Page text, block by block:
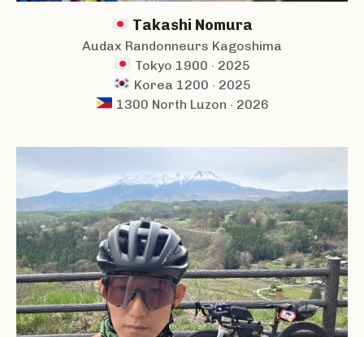
Takashi Nomura
Audax Randonneurs Kagoshima
Tokyo 1900 · 2025
Korea 1200 · 2025
1300 North Luzon · 2026